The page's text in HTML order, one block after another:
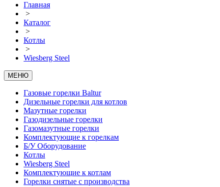
Главная
>
Каталог
>
Котлы
>
Wiesberg Steel
МЕНЮ
Газовые горелки Baltur
Дизельные горелки для котлов
Мазутные горелки
Газодизельные горелки
Газомазутные горелки
Комплектующие к горелкам
Б/У Оборудование
Котлы
Wiesberg Steel
Комплектующие к котлам
Горелки снятые с производства